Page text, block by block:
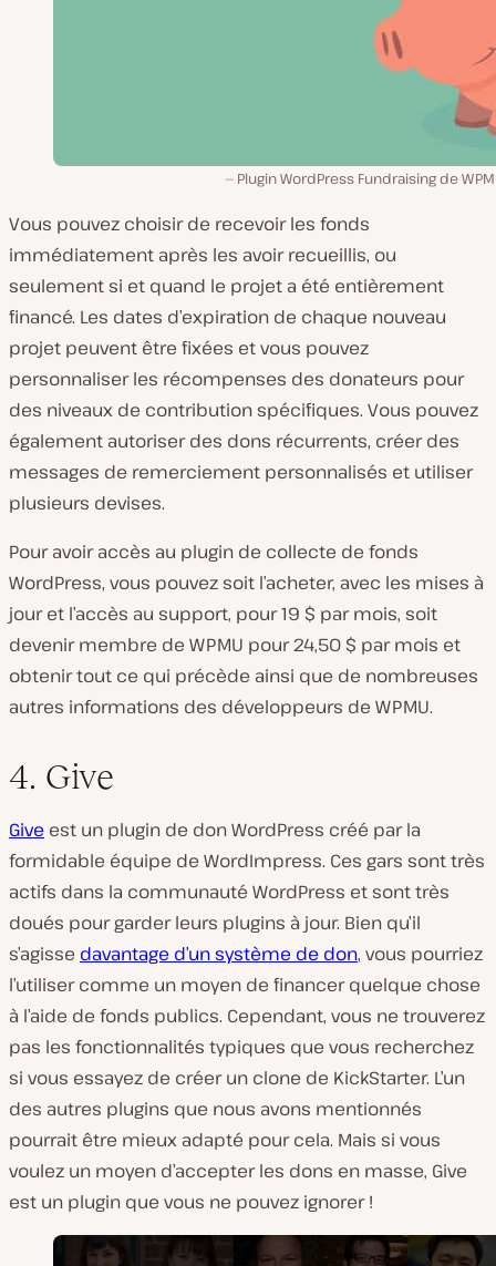
Plugin WordPress Fundraising de
Vous pouvez choisir de recevoir les fonds
immédiatement après les avoir recueillis, ou
seulement si et quand le projet a été entièrement
financé. Les dates d’expiration de chaque nouveau
projet peuvent être fixées et vous pouvez
personnaliser les récompenses des donateurs pour
des niveaux de contribution spécifiques. Vous pouvez
également autoriser des dons récurrents, créer des
messages de remerciement personnalisés et utiliser
plusieurs devises.
Pour avoir accès au plugin de collecte de fonds
WordPress, vous pouvez soit l’acheter, avec les mises à
jour et l’accès au support, pour 19 $ par mois, soit
devenir membre de WPMU pour 24,50 $ par mois et
obtenir tout ce qui précède ainsi que de nombreuses
autres informations des développeurs de WPMU.
4. Give
Give est un plugin de don WordPress créé par la
formidable équipe de WordImpress. Ces gars sont très
actifs dans la communauté WordPress et sont très
doués pour garder leurs plugins à jour. Bien qu’il
s’agisse davantage d’un système de don, vous pourriez
l’utiliser comme un moyen de financer quelque chose
à l’aide de fonds publics. Cependant, vous ne trouverez
pas les fonctionnalités typiques que vous recherchez
si vous essayez de créer un clone de KickStarter. L’un
des autres plugins que nous avons mentionnés
pourrait être mieux adapté pour cela. Mais si vous
voulez un moyen d’accepter les dons en masse, Give
est un plugin que vous ne pouvez ignorer !